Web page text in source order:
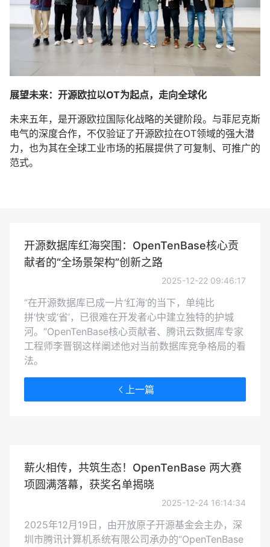
展望未来：开源欧拉以OT为起点，走向全球化
未来五年，是开源欧拉国际化战略的关键阶段。与菲尼克斯
电气的深度合作，不仅验证了开源欧拉在OT领域的强大潜
力，也为其在全球工业市场的拓展提供了可复制、可推广的
范式。
开源数据库红海突围：OpenTenBase核心贡
献者的“全场景架构”创新之路
2025-12-22 09:46:17
“在开源数据库已成一片‘红海’的当下，单纯比
拼‘快’或‘省’，已很难在开发者心中建立独特的护城
河。”OpenTenBase核心贡献者、腾讯云数据库专家
工程师李晋钢这样阐述他对当前数据库竞争格局的看
法。
上一篇
薪火相传，共筑生态！OpenTenBase 两大赛
项圆满落幕，获奖名单揭晓
2025-12-24 16:14:34
2025年12月19日，由开放原子开源基金会主办，深
圳市腾讯计算机系统有限公司承办的“OpenTenBase